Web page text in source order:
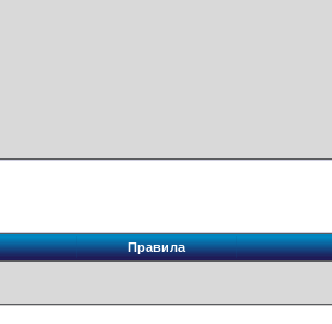
Правила